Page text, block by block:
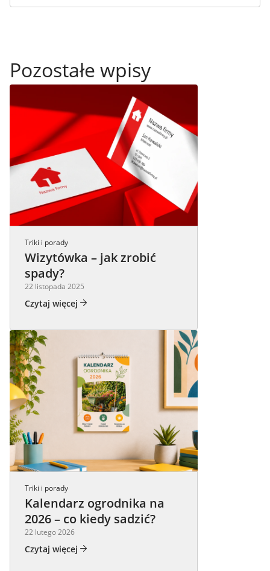
Pozostałe wpisy
Triki i porady
Wizytówka – jak zrobić
spady?
22 listopada 2025
Czytaj więcej
Triki i porady
Kalendarz ogrodnika na
2026 – co kiedy sadzić?
22 lutego 2026
Czytaj więcej